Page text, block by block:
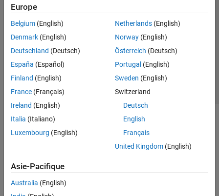
Europe
Belgium (English)
Denmark (English)
Deutschland (Deutsch)
España (Español)
Finland (English)
France (Français)
Ireland (English)
Italia (Italiano)
Luxembourg (English)
Netherlands(English)
Norway(English)
Österreich (Deutsch)
Portugal (English)
Sweden (English)
Switzerland
Deutsch
English
Français
United Kingdom(English)
Asie-Pacifique
Australia (English)
Lutte anti-piratage
Contacts locaux
© 1994-2026 The MathWorks, Inc.